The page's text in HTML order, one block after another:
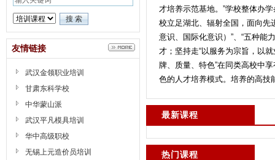
友情链接
武汉金领职业培训
甘肃东科学校
中华蒙山派
武汉平凡模具培训
华中高级职校
无锡上元造价员培训
才培养示范基地。”学校整体办
校立足湖北、辐射全国，面向先
意识、国际化意识）”、“五种能
才；坚持走“以服务为宗旨，以
牌、质量、特色”在同类高校中
色的人才培养模式。培养的高技
最新课程
热门课程